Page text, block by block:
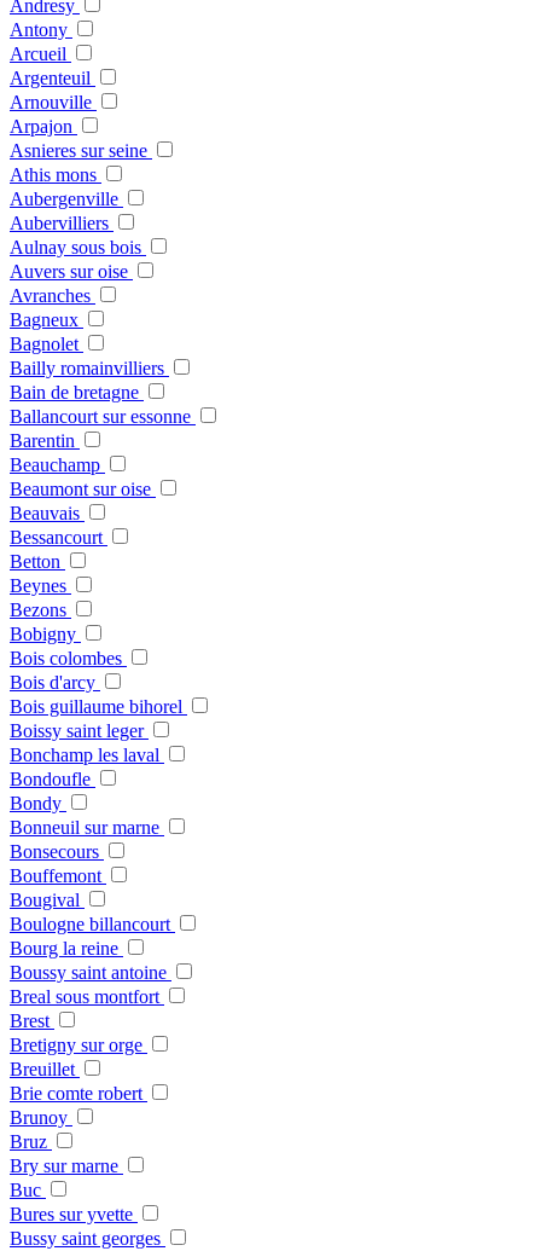
Andresy
Antony
Arcueil
Argenteuil
Arnouville
Arpajon
Asnieres sur seine
Athis mons
Aubergenville
Aubervilliers
Aulnay sous bois
Auvers sur oise
Avranches
Bagneux
Bagnolet
Bailly romainvilliers
Bain de bretagne
Ballancourt sur essonne
Barentin
Beauchamp
Beaumont sur oise
Beauvais
Bessancourt
Betton
Beynes
Bezons
Bobigny
Bois colombes
Bois d'arcy
Bois guillaume bihorel
Boissy saint leger
Bonchamp les laval
Bondoufle
Bondy
Bonneuil sur marne
Bonsecours
Bouffemont
Bougival
Boulogne billancourt
Bourg la reine
Boussy saint antoine
Breal sous montfort
Brest
Bretigny sur orge
Breuillet
Brie comte robert
Brunoy
Bruz
Bry sur marne
Buc
Bures sur yvette
Bussy saint georges